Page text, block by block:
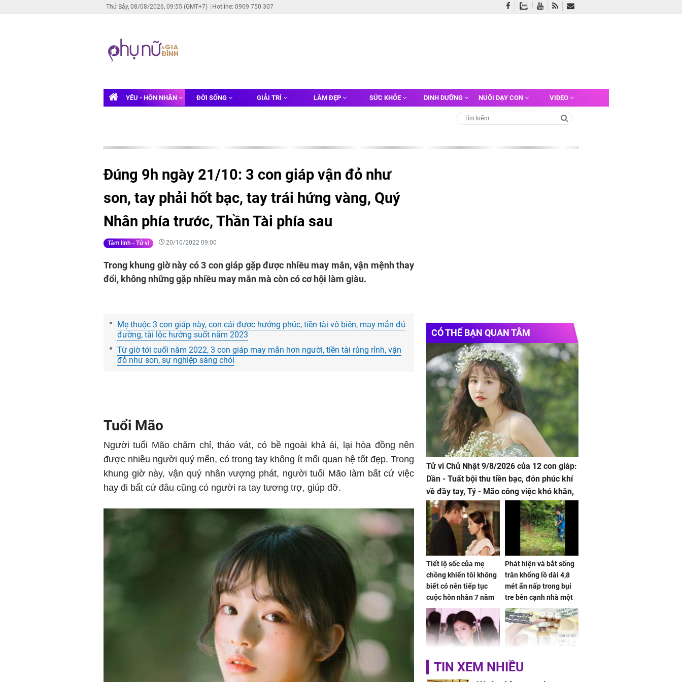
Thứ Bảy, 08/08/2026, 09:55 (GMT+7) Hotline: 0909 750 307
YÊU - HÔN NHÂN ĐỜI SỐNG GIẢI TRÍ LÀM ĐẸP SỨC KHỎE DINH DƯỠNG NUÔI DẠY CON VIDEO
Đúng 9h ngày 21/10: 3 con giáp vận đỏ như
son, tay phải hốt bạc, tay trái hứng vàng, Quý
Nhân phía trước, Thần Tài phía sau
Tâm linh - Tử vi 20/10/2022 09:00
Trong khung giờ này có 3 con giáp gặp được nhiều may mắn, vận mệnh thay
đổi, không những gặp nhiều may mắn mà còn có cơ hội làm giàu.
Mẹ thuộc 3 con giáp này, con cái được hưởng phúc, tiền tài vô biên, may mắn đủ
đường, tài lộc hưởng suốt năm 2023
Từ giờ tới cuối năm 2022, 3 con giáp may mắn hơn người, tiền tài rủng rỉnh, vận
đỏ như son, sự nghiệp sáng chói
Tuổi Mão
Người tuổi Mão chăm chỉ, tháo vát, có bề ngoài khả ái, lại hòa đồng nên
được nhiều người quý mến, có trong tay không ít mối quan hệ tốt đẹp. Trong
khung giờ này, vận quý nhân vượng phát, người tuổi Mão làm bất cứ việc
hay đi bất cứ đâu cũng có người ra tay tương trợ, giúp đỡ.
CÓ THỂ BẠN QUAN TÂM
Tử vi Chủ Nhật 9/8/2026 của 12 con giáp:
Dần - Tuất bội thu tiền bạc, đón phúc khí
về đầy tay, Tý - Mão công việc khó khăn,
tiền bạc đội nón ra đi
Tiết lộ sốc của mẹ
chồng khiến tôi không
biết có nên tiếp tục
cuộc hôn nhân 7 năm
nữa hay không
Phát hiện và bắt sống
trăn khổng lồ dài 4,8
mét ẩn nấp trong bụi
tre bên cạnh nhà một
cụ bà
Triệu Lộ Tư muốn bứt
NÓNG: Bộ Y tế chưa
TIN XEM NHIỀU